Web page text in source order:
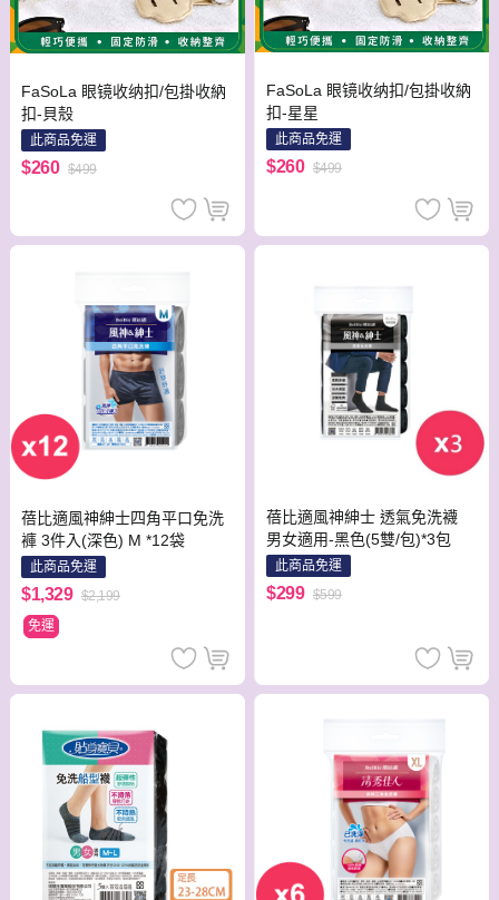
FaSoLa 眼镜收纳扣/包掛收納
扣-貝殼
此商品免運
$260 $499
FaSoLa 眼镜收纳扣/包掛收納
扣-星星
此商品免運
$260 $499
蓓比適風神紳士四角平口免洗
褲 3件入(深色) M *12袋
此商品免運
$1,329 $2,199
免運
蓓比適風神紳士 透氣免洗襪
男女適用-黑色(5雙/包)*3包
此商品免運
$299 $599